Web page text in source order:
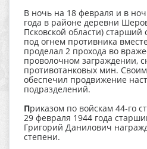
В ночь на 18 февраля и в
года в районе деревни
Псковской области)
под огнем противника
проделал 2 прохода во
проволочном заграждении,
противотанковых мин.
обеспечил продвижение
подразделений.
Приказом по войскам 44-го
29 февраля 1944 года
Григорий Данилович
степени.